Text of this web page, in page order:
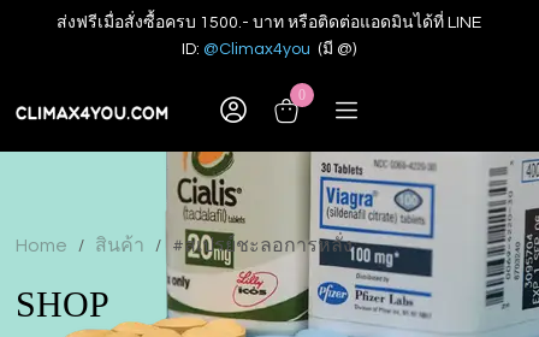
ส่งฟรีเมื่อสั่งซื้อครบ 1500.- บาท หรือติดต่อแอดมินได้ที่ LINE
ID: @Climax4you (มี @)
0
Home / สินค้า / #สเปรย์ชะลอการหลั่ง
SHOP